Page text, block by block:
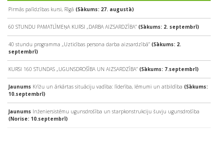
Pirmās palīdzības kursi, Rīgā (Sākums: 27. augustā)
60 STUNDU PAMATLĪMEŅA KURSI „DARBA AIZSARDZĪBA” (Sākums: 2. septembrī)
40 stundu programma „Uzticības persona darba aizsardzībā” (Sākums: 2.
septembrī)
KURSI 160 STUNDAS „UGUNSDROŠĪBA UN AIZSARDZĪBA” (Sākums: 7.septembrī)
Jaunums Krīžu un ārkārtas situāciju vadība: līderība, lēmumi un atbildība (Sākums:
10.septembrī)
Jaunums Inženiersistēmu ugunsdrošība un starpkonstrukciju šuvju ugunsdrošība
(Norise: 10.septembrī)